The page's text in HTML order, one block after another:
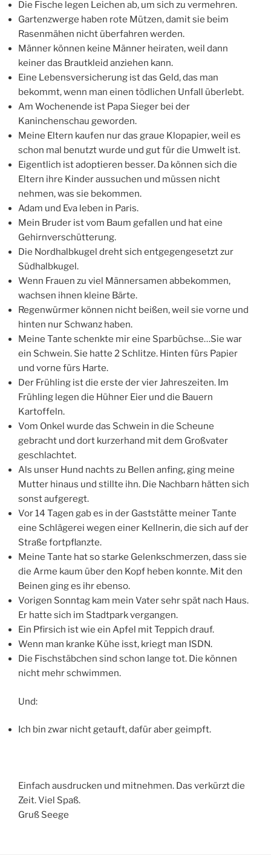
Die Fische legen Leichen ab, um sich zu vermehren.
Gartenzwerge haben rote Mützen, damit sie beim
Rasenmähen nicht überfahren werden.
Männer können keine Männer heiraten, weil dann
keiner das Brautkleid anziehen kann.
Eine Lebensversicherung ist das Geld, das man
bekommt, wenn man einen tödlichen Unfall überlebt.
Am Wochenende ist Papa Sieger bei der
Kaninchenschau geworden.
Meine Eltern kaufen nur das graue Klopapier, weil es
schon mal benutzt wurde und gut für die Umwelt ist.
Eigentlich ist adoptieren besser. Da können sich die
Eltern ihre Kinder aussuchen und müssen nicht
nehmen, was sie bekommen.
Adam und Eva leben in Paris.
Mein Bruder ist vom Baum gefallen und hat eine
Gehirnverschütterung.
Die Nordhalbkugel dreht sich entgegengesetzt zur
Südhalbkugel.
Wenn Frauen zu viel Männersamen abbekommen,
wachsen ihnen kleine Bärte.
Regenwürmer können nicht beißen, weil sie vorne und
hinten nur Schwanz haben.
Meine Tante schenkte mir eine Sparbüchse…Sie war
ein Schwein. Sie hatte 2 Schlitze. Hinten fürs Papier
und vorne fürs Harte.
Der Frühling ist die erste der vier Jahreszeiten. Im
Frühling legen die Hühner Eier und die Bauern
Kartoffeln.
Vom Onkel wurde das Schwein in die Scheune
gebracht und dort kurzerhand mit dem Großvater
geschlachtet.
Als unser Hund nachts zu Bellen anfing, ging meine
Mutter hinaus und stillte ihn. Die Nachbarn hätten sich
sonst aufgeregt.
Vor 14 Tagen gab es in der Gaststätte meiner Tante
eine Schlägerei wegen einer Kellnerin, die sich auf der
Straße fortpflanzte.
Meine Tante hat so starke Gelenkschmerzen, dass sie
die Arme kaum über den Kopf heben konnte. Mit den
Beinen ging es ihr ebenso.
Vorigen Sonntag kam mein Vater sehr spät nach Haus.
Er hatte sich im Stadtpark vergangen.
Ein Pfirsich ist wie ein Apfel mit Teppich drauf.
Wenn man kranke Kühe isst, kriegt man ISDN.
Die Fischstäbchen sind schon lange tot. Die können
nicht mehr schwimmen.
Und:
Ich bin zwar nicht getauft, dafür aber geimpft.
Einfach ausdrucken und mitnehmen. Das verkürzt die
Zeit. Viel Spaß.
Gruß Seege